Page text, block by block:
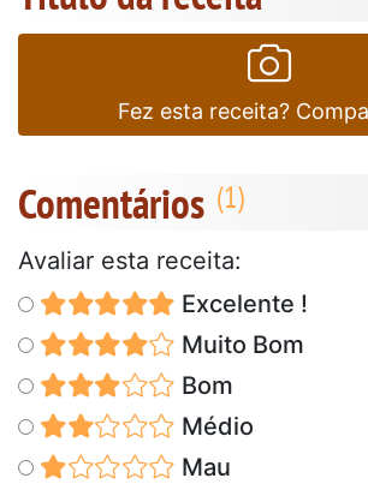
Fez esta receita?
Comentários
Avaliar esta receita:
Excelente !
Muito Bom
Bom
Médio
Mau